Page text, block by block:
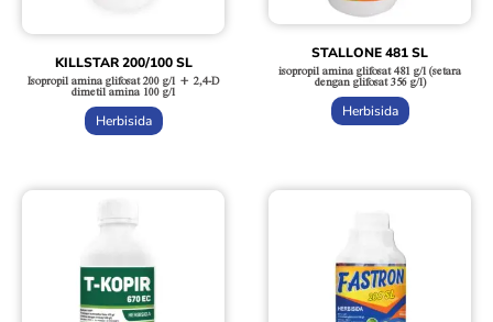
KILLSTAR 200/100 SL
Isopropil amina glifosat 200 g/l + 2,4-D
dimetil amina 100 g/l
Herbisida
STALLONE 481 SL
isopropil amina glifosat 481 g/l (setara
dengan glifosat 356 g/l)
Herbisida